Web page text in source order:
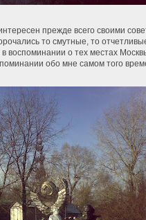
прежде всего своими
то смутные, то
воспоминании о тех местах
обо мне самом того